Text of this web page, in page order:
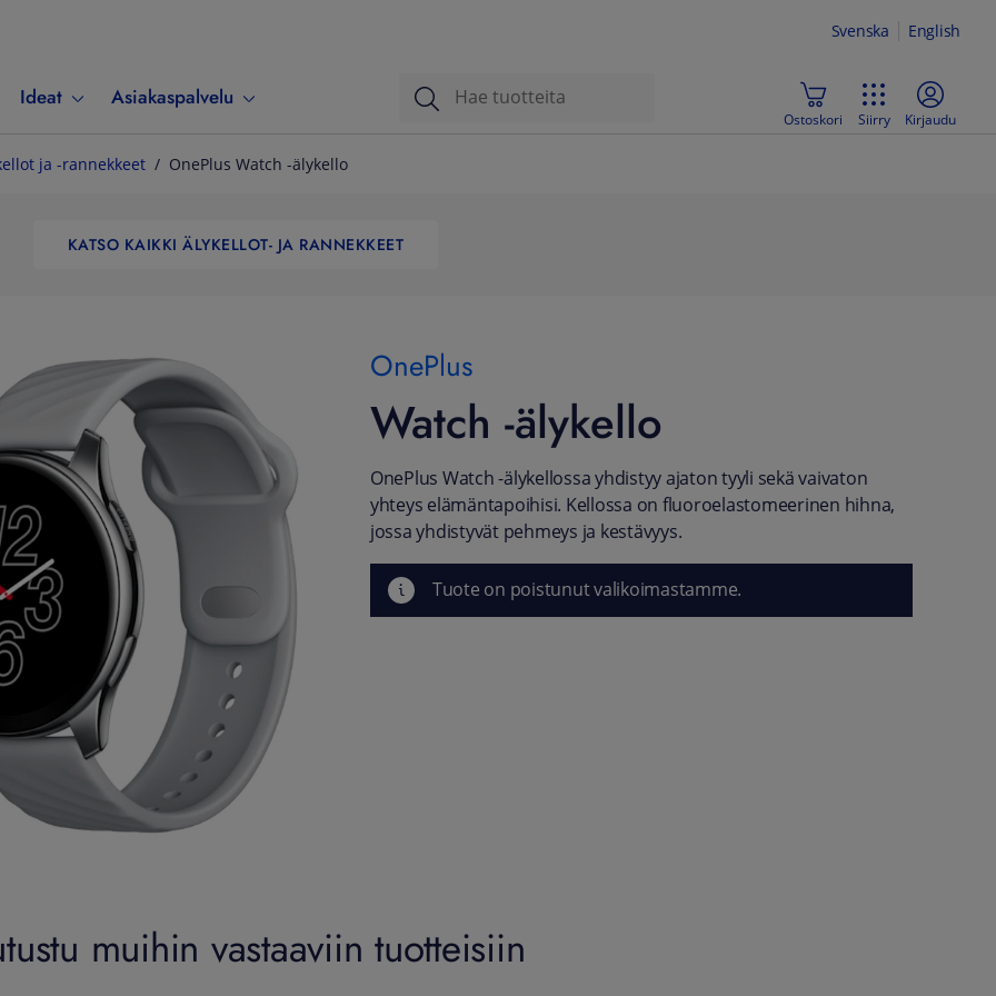
Svenska English
Ideat Asiakaspalvelu
Ostoskori Siirry Kirjaudu
ja -rannekkeet OnePlus Watch -älykello
KATSO KAIKKI ÄLYKELLOT- JA RANNEKKEET
OnePlus
Watch -älykello
OnePlus Watch -älykellossa yhdistyy ajaton tyyli sekä vaivaton
yhteys elämäntapoihisi. Kellossa on fluoroelastomeerinen hihna,
jossa yhdistyvät pehmeys ja kestävyys.
Tuote on poistunut valikoimastamme.
muihin vastaaviin tuotteisiin